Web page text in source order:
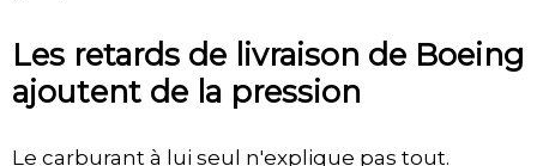
Les retards de livraison de Boeing
ajoutent de la pression
Le carburant à lui seul n'explique pas tout.